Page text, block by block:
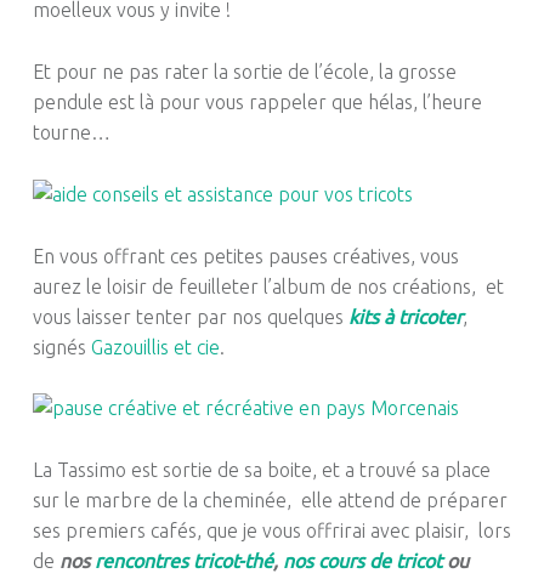
moelleux vous y invite !
Et pour ne pas rater la sortie de l’école, la grosse
pendule est là pour vous rappeler que hélas, l’heure
tourne…
En vous offrant ces petites pauses créatives, vous
aurez le loisir de feuilleter l’album de nos créations, et
vous laisser tenter par nos quelques kits à tricoter,
signés Gazouillis et cie
La Tassimo est sortie de sa boite, et a trouvé sa place
sur le marbre de la cheminée, elle attend de préparer
ses premiers cafés, que je vous offrirai avec plaisir, lors
de nosrencontres tricot-thé, nos cours de tricotou